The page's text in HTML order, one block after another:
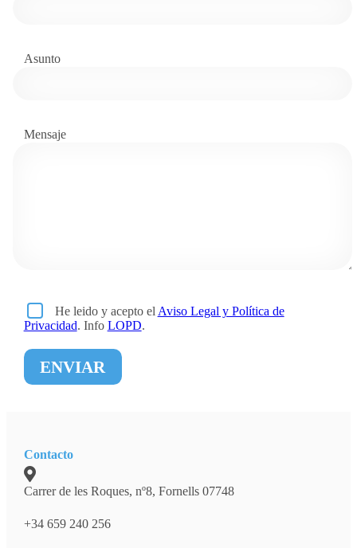
Asunto
Mensaje
He leido y acepto el Aviso Legal y Política de
Privacidad. Info LOPD.
Contacto
Carrer de les Roques, nº8, Fornells 07748
+34 659 240 256